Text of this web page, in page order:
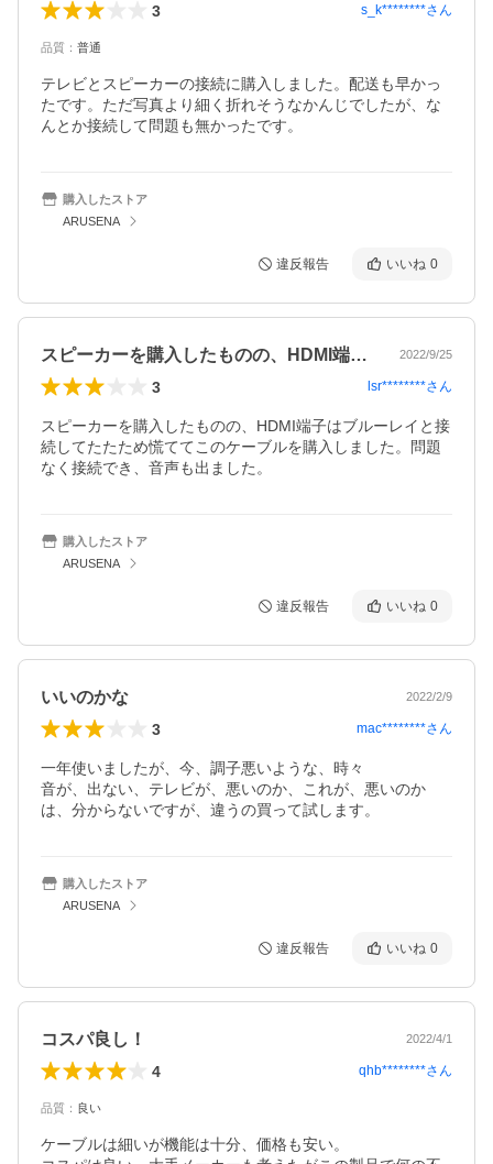
3 s_k********さん
品質 ： 普通
テレビとスピーカーの接続に購入しました。配送も早かっ
たです。ただ写真より細く折れそうなかんじでしたが、な
んとか接続して問題も無かったです。
購入したストア
ARUSENA
違反報告 いいね 0
スピーカーを購入したものの、HDMI端… 2022/9/25
3 lsr********さん
スピーカーを購入したものの、HDMI端子はブルーレイと接
続してたたため慌ててこのケーブルを購入しました。問題
なく接続でき、音声も出ました。
購入したストア
ARUSENA
違反報告 いいね 0
いいのかな 2022/2/9
3 mac********さん
一年使いましたが、今、調子悪いような、時々
音が、出ない、テレビが、悪いのか、これが、悪いのか
は、分からないですが、違うの買って試します。
購入したストア
ARUSENA
違反報告 いいね 0
コスパ良し！ 2022/4/1
4 qhb********さん
品質 ： 良い
ケーブルは細いが機能は十分、価格も安い。